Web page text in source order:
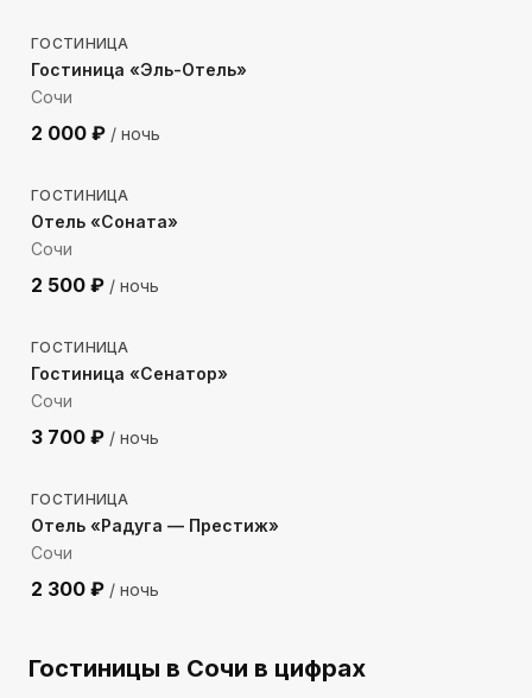
ГОСТИНИЦА
Гостиница «Эль-Отель»
Сочи
2 000 ₽ / ночь
219м до моря
ГОСТИНИЦА
Отель «Соната»
Сочи
2 500 ₽ / ночь
589м до моря
ГОСТИНИЦА
Гостиница «Сенатор»
Сочи
3 700 ₽ / ночь
988м до моря
ГОСТИНИЦА
Отель «Радуга — Престиж»
Сочи
2 300 ₽ / ночь
Гостиницы в Сочи в цифрах